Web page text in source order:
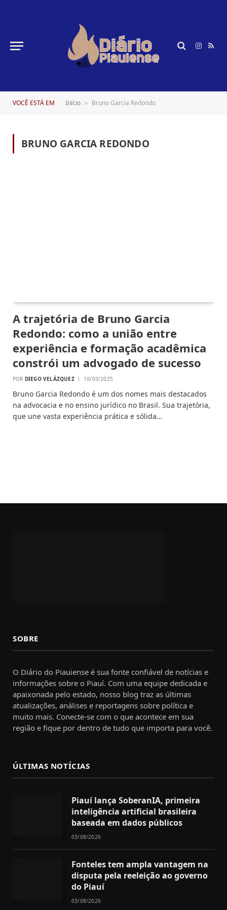
RSS
VOCÊ ESTÁ EM Início » Bruno Garcia Redondo
BRUNO GARCIA REDONDO
A trajetória de Bruno Garcia
Redondo: como a união entre
experiência e formação acadêmica
constrói um advogado de sucesso
POR DIEGO VELÁZQUEZ 10/03/2025
Bruno Garcia Redondo é um dos nomes mais destacados
na advocacia e no ensino jurídico no Brasil. Sua trajetória,
que une vasta experiência prática e sólida…
SOBRE
O Diário do Piauiense é sua fonte confiável de notícias e
informações sobre o Piauí. Com uma equipe dedicada e
apaixonada pelo estado, nosso blog traz as últimas
atualizações, análises e reportagens sobre política e
muito mais. Conecte-se com o que acontece em sua
região e fique por dentro de tudo que importa para você.
ÚLTIMAS NOTÍCIAS
Piauí lança SoberanIA, primeira
inteligência artificial brasileira
baseada em dados públicos
03/08/2026
Fonteles tem ampla vantagem na
disputa pela reeleição ao governo
do Piauí
03/08/2026